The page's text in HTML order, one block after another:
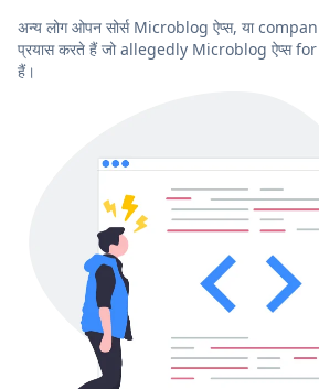
अन्य लोग ओपन सोर्स Microblog ऐप्स, या
प्रयास करते हैं जो allegedly Microblog ऐप्स
हैं।